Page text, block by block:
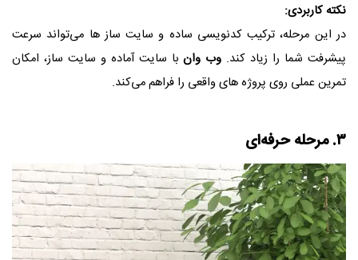
نکته کاربردی:
در این مرحله، ترکیب کدنویسی ساده و سایت‌ ساز ها می‌تواند سرعت
پیشرفت شما را زیاد کند. وب وانبا سایت آماده و سایت ساز، امکان
تمرین عملی روی پروژه‌ های واقعی را فراهم می‌کند.
۳. مرحله حرفه‌ای